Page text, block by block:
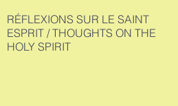
RÉFLEXIONS SUR LE SAINT
ESPRIT / THOUGHTS ON THE
HOLY SPIRIT